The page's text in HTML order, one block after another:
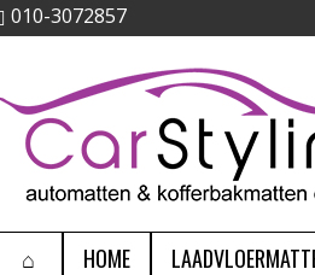
010-3072857
HOME